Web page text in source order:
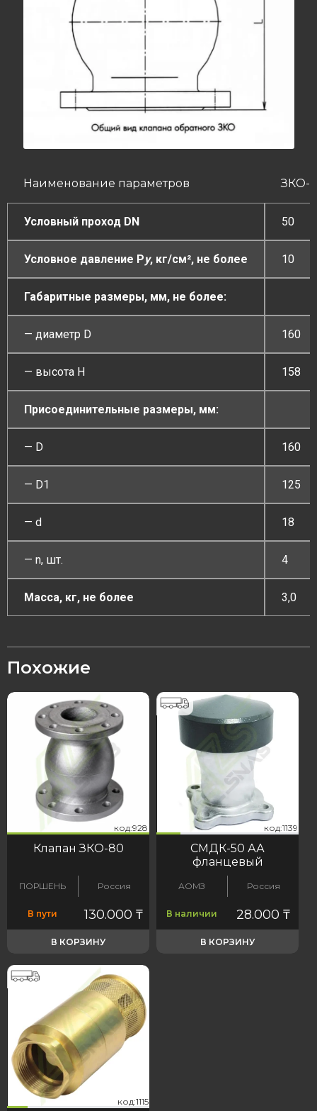
Наименование параметров ЗКО-
Условный проход DN 50
Условное давление Pу, кг/см², не более 10
Габаритные размеры, мм, не более:
— диаметр D 160
— высота H 158
Присоединительные размеры, мм:
— D 160
— D1 125
— d 18
— n, шт. 4
Масса, кг, не более 3,0
Похожие
код:928 код:928
Клапан ЗКО-80
ПОРШЕНЬ Россия
В пути 130.000₸
В КОРЗИНУ
код:1139 код:1139
СМДК-50 АА
фланцевый
АОМЗ Россия
В наличии 28.000₸
В КОРЗИНУ
код:1115